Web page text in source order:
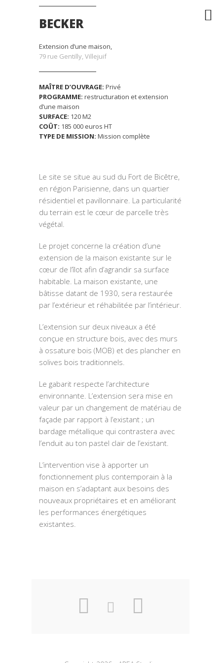
BECKER
Extension d’une maison,
79 rue Gentilly, Villejuif
MAÎTRE D’OUVRAGE: Privé
PROGRAMME: restructuration et extension
d’une maison
SURFACE: 120 M2
COÛT: 185 000 euros HT
TYPE DE MISSION: Mission complète
Le site se situe au sud du Fort de Bicêtre,
en région Parisienne, dans un quartier
résidentiel et pavillonnaire. La particularité
du terrain est le cœur de parcelle très
végétal.
Le projet concerne la création d’une
extension de la maison existante sur le
cœur de l’îlot afin d’agrandir sa surface
habitable. La maison existante, une
bâtisse datant de 1930, sera restaurée
par l’extérieur et réhabilitée par l’intérieur.
L’extension sur deux niveaux a été
conçue en structure bois, avec des murs
à ossature bois (MOB) et des plancher en
solives bois traditionnels.
Le gabarit respecte l’architecture
environnante. L’extension sera mise en
valeur par un changement de matériau de
façade par rapport à l’existant ; un
bardage métallique qui contrastera avec
l’enduit au ton pastel clair de l’existant.
L’intervention vise à apporter un
fonctionnement plus contemporain à la
maison en s’adaptant aux besoins des
nouveaux propriétaires et en améliorant
les performances énergétiques
existantes.